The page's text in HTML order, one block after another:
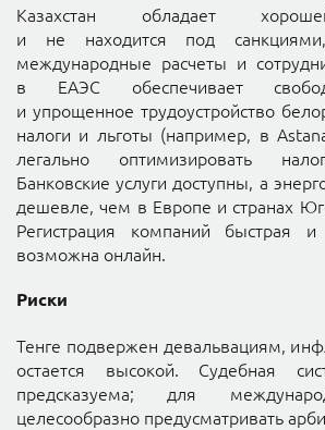
Казахстан обладает
и не находится под
международные расчеты и
в ЕАЭС обеспечивает
и упрощенное трудоустройство
налоги и льготы (например, в
легально оптимизировать
Банковские услуги доступны, а
дешевле, чем в Европе и странах
Регистрация компаний быстрая
возможна онлайн.
Риски
Тенге подвержен девальвациям,
остается высокой. Судебная
предсказуема; для
целесообразно предусматривать